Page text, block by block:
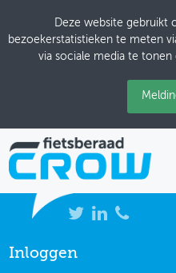
Deze website gebruikt
bezoekerstatistieken te meten
via sociale media te tonen
NIEUWS
Inloggen